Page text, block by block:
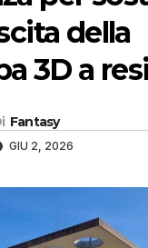
della
3D a
Fantasy
GIU 2, 2026